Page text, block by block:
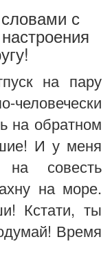
с
на пару
на обратном
И у меня
совесть
на море.
Кстати, ты
Время